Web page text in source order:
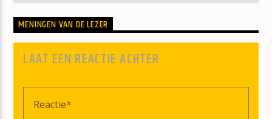
MENINGEN VAN DE LEZER
LAAT EEN REACTIE ACHTER